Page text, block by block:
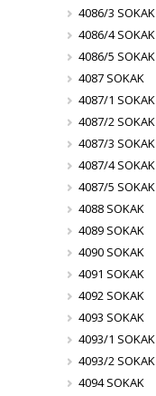
4086/3 SOKAK
4086/4 SOKAK
4086/5 SOKAK
4087 SOKAK
4087/1 SOKAK
4087/2 SOKAK
4087/3 SOKAK
4087/4 SOKAK
4087/5 SOKAK
4088 SOKAK
4089 SOKAK
4090 SOKAK
4091 SOKAK
4092 SOKAK
4093 SOKAK
4093/1 SOKAK
4093/2 SOKAK
4094 SOKAK